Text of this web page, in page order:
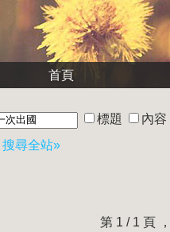
首頁
標題
內容
搜尋全站»
第 1 / 1